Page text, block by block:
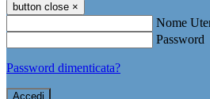
button close ×
Nome
Password
Password dimenticata?